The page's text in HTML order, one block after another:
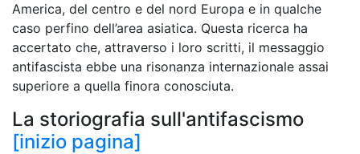
America, del centro e del nord Europa e in qualche
caso perfino dell’area asiatica. Questa ricerca ha
accertato che, attraverso i loro scritti, il messaggio
antifascista ebbe una risonanza internazionale assai
superiore a quella finora conosciuta.
La storiografia sull'antifascismo
[inizio pagina]